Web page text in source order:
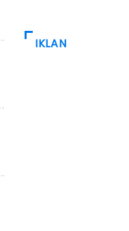
IKLAN